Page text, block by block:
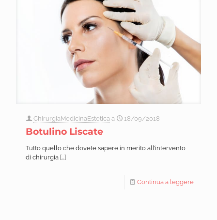
ChirurgiaMedicinaEstetica a 18/09/2018
Botulino Liscate
Tutto quello che dovete sapere in merito all’intervento
di chirurgia […]
Continua a leggere